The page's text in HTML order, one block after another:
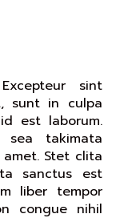
sint
sunt in culpa
est laborum.
takimata
Stet clita
sanctus est
liber tempor
congue nihil